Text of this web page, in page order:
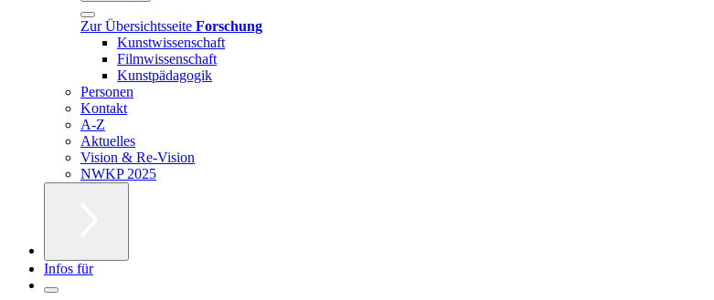
Zur Übersichtsseite Forschung
Kunstwissenschaft
Filmwissenschaft
Kunstpädagogik
Personen
Kontakt
A-Z
Aktuelles
Vision & Re-Vision
NWKP 2025
Infos für